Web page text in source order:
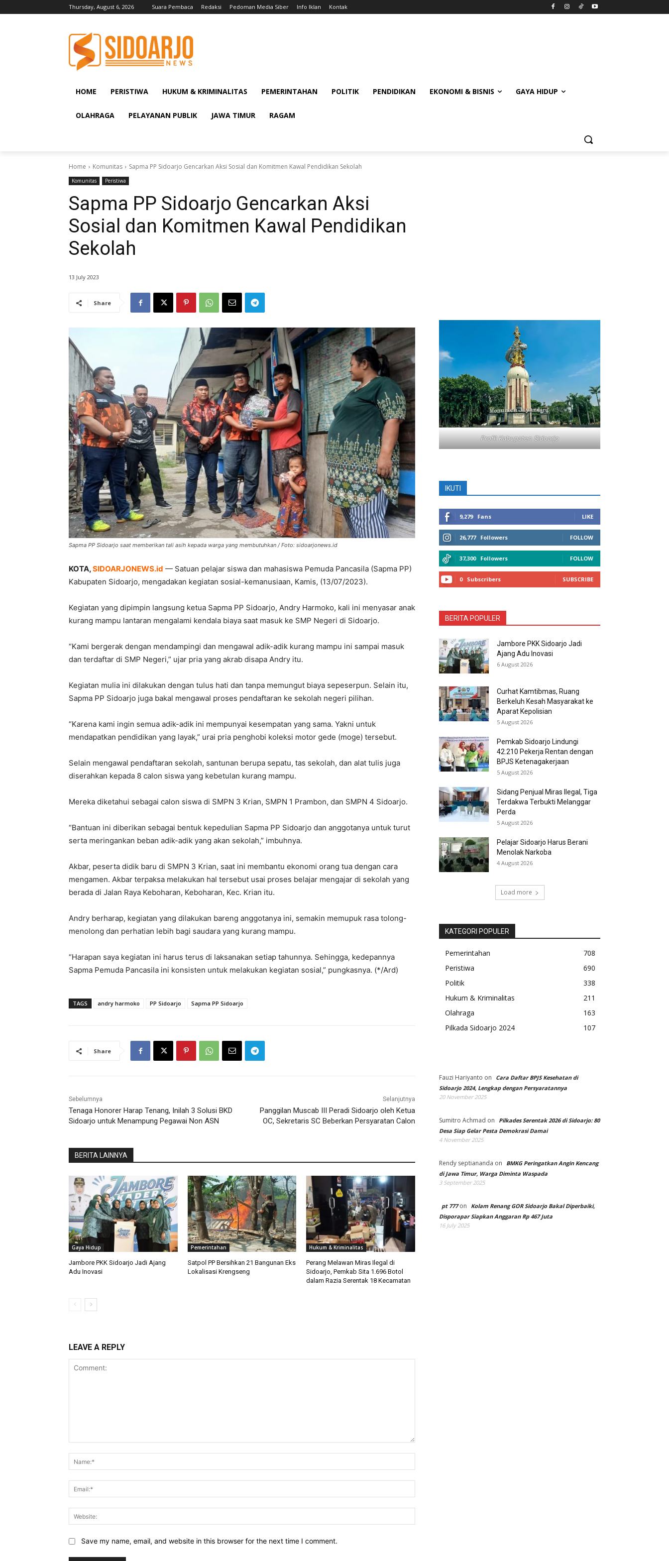
Thursday, August 6, 2026 Suara Pembaca Redaksi Pedoman Media Siber Info Iklan Kontak
HOME PERISTIWA HUKUM & KRIMINALITAS PEMERINTAHAN POLITIK PENDIDIKAN EKONOMI & BISNIS GAYA HIDUP
OLAHRAGA PELAYANAN PUBLIK JAWA TIMUR RAGAM
Home Komunitas Sapma PP Sidoarjo Gencarkan Aksi Sosial dan Komitmen Kawal Pendidikan Sekolah
Komunitas Peristiwa
Sapma PP Sidoarjo Gencarkan Aksi
Sosial dan Komitmen Kawal Pendidikan
Sekolah
13 July 2023
Share
Sapma PP Sidoarjo saat memberikan tali asih kepada warga yang membutuhkan / Foto: sidoarjonews.id
KOTA,SIDOARJONEWS.id — Satuan pelajar siswa dan mahasiswa Pemuda Pancasila (Sapma PP)
Kabupaten Sidoarjo, mengadakan kegiatan sosial-kemanusiaan, Kamis, (13/07/2023).
Kegiatan yang dipimpin langsung ketua Sapma PP Sidoarjo, Andry Harmoko, kali ini menyasar anak
kurang mampu lantaran mengalami kendala biaya saat masuk ke SMP Negeri di Sidoarjo.
“Kami bergerak dengan mendampingi dan mengawal adik-adik kurang mampu ini sampai masuk
dan terdaftar di SMP Negeri,” ujar pria yang akrab disapa Andry itu.
Kegiatan mulia ini dilakukan dengan tulus hati dan tanpa memungut biaya sepeserpun. Selain itu,
Sapma PP Sidoarjo juga bakal mengawal proses pendaftaran ke sekolah negeri pilihan.
“Karena kami ingin semua adik-adik ini mempunyai kesempatan yang sama. Yakni untuk
mendapatkan pendidikan yang layak,” urai pria penghobi koleksi motor gede (moge) tersebut.
Selain mengawal pendaftaran sekolah, santunan berupa sepatu, tas sekolah, dan alat tulis juga
diserahkan kepada 8 calon siswa yang kebetulan kurang mampu.
Mereka diketahui sebagai calon siswa di SMPN 3 Krian, SMPN 1 Prambon, dan SMPN 4 Sidoarjo.
“Bantuan ini diberikan sebagai bentuk kepedulian Sapma PP Sidoarjo dan anggotanya untuk turut
serta meringankan beban adik-adik yang akan sekolah,” imbuhnya.
Akbar, peserta didik baru di SMPN 3 Krian, saat ini membantu ekonomi orang tua dengan cara
mengamen. Akbar terpaksa melakukan hal tersebut usai proses belajar mengajar di sekolah yang
berada di Jalan Raya Keboharan, Keboharan, Kec. Krian itu.
Andry berharap, kegiatan yang dilakukan bareng anggotanya ini, semakin memupuk rasa tolong-
menolong dan perhatian lebih bagi saudara yang kurang mampu.
“Harapan saya kegiatan ini harus terus di laksanakan setiap tahunnya. Sehingga, kedepannya
Sapma Pemuda Pancasila ini konsisten untuk melakukan kegiatan sosial,” pungkasnya. (*/Ard)
TAGS andry harmoko PP Sidoarjo Sapma PP Sidoarjo
Share
Sebelumnya
Tenaga Honorer Harap Tenang, Inilah 3 Solusi BKD
Sidoarjo untuk Menampung Pegawai Non ASN
Selanjutnya
Panggilan Muscab III Peradi Sidoarjo oleh Ketua
OC, Sekretaris SC Beberkan Persyaratan Calon
BERITA LAINNYA
Gaya Hidup
Jambore PKK Sidoarjo Jadi Ajang
Adu Inovasi
Pemerintahan
Satpol PP Bersihkan 21 Bangunan Eks
Lokalisasi Krengseng
Hukum & Kriminalitas
Perang Melawan Miras Ilegal di
Sidoarjo, Pemkab Sita 1.696 Botol
dalam Razia Serentak 18 Kecamatan
LEAVE A REPLY
Save my name, email, and website in this browser for the next time I comment.
Profil Kabupaten Sidoarjo
IKUTI
9,279 Fans LIKE
26,777 Followers FOLLOW
37,300 Followers FOLLOW
0 Subscribers SUBSCRIBE
BERITA POPULER
Jambore PKK Sidoarjo Jadi
Ajang Adu Inovasi
6 August 2026
Curhat Kamtibmas, Ruang
Berkeluh Kesah Masyarakat ke
Aparat Kepolisian
5 August 2026
Pemkab Sidoarjo Lindungi
42.210 Pekerja Rentan dengan
BPJS Ketenagakerjaan
5 August 2026
Sidang Penjual Miras Ilegal, Tiga
Terdakwa Terbukti Melanggar
Perda
5 August 2026
Pelajar Sidoarjo Harus Berani
Menolak Narkoba
4 August 2026
Load more
KATEGORI POPULER
Pemerintahan
708
Peristiwa
690
Politik
338
Hukum & Kriminalitas
211
Olahraga
163
Pilkada Sidoarjo 2024
107
Fauzi Hariyanto on
Cara Daftar BPJS Kesehatan di
Sidoarjo 2024, Lengkap dengan Persyaratannya
20 November 2025
Sumitro Achmad on
Pilkades Serentak 2026 di Sidoarjo: 80
Desa Siap Gelar Pesta Demokrasi Damai
4 November 2025
Rendy septiananda on
BMKG Peringatkan Angin Kencang
di Jawa Timur, Warga Diminta Waspada
3 September 2025
pt 777on
Kolam Renang GOR Sidoarjo Bakal Diperbaiki,
Disporapar Siapkan Anggaran Rp 467 Juta
16 July 2025